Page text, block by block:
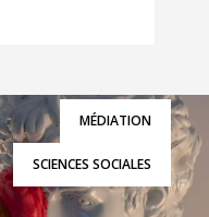
MÉDIATION
SCIENCES SOCIALES